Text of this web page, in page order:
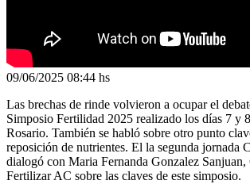
09/06/2025 08:44 hs
Las brechas de rinde volvieron a ocupar el
Simposio Fertilidad 2025 realizado los días 7 y
Rosario. También se habló sobre otro punto
reposición de nutrientes. El la segunda jornada
dialogó con Maria Fernanda Gonzalez
Fertilizar AC sobre las claves de este simposio.